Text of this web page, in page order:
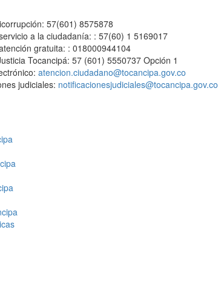
57(601) 8575878
a la ciudadanía: : 57(60) 1 5169017
gratuita: : 018000944104
Tocancipá: 57 (601) 5550737 Opción 1
atencion.ciudadano@tocancipa.gov.co
judiciales: notificacionesjudiciales@tocancipa.gov.co